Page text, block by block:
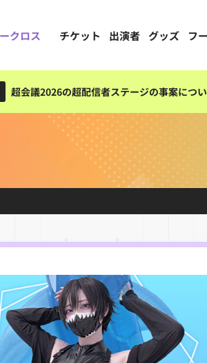
クロス チケット 出演者 グッズ フ
超会議2026の超配信者ステージの事案につ